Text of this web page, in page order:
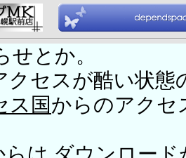
せとか。
クセスが酷い状態
ス国からのアクセ